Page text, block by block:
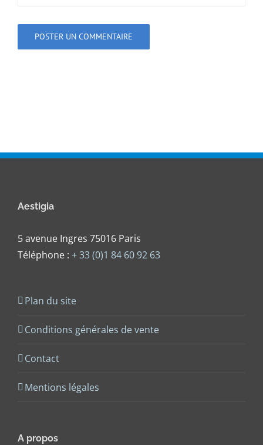
Aestigia
5 avenue Ingres 75016 Paris
Téléphone : + 33 (0)1 84 60 92 63
Plan du site
Conditions générales de vente
Contact
Mentions légales
A propos